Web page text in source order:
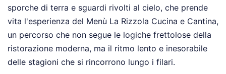
sporche di terra e sguardi rivolti al cielo, che prende
vita l'esperienza del Menù La Rizzola Cucina e Cantina,
un percorso che non segue le logiche frettolose della
ristorazione moderna, ma il ritmo lento e inesorabile
delle stagioni che si rincorrono lungo i filari.